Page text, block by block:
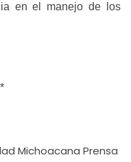
en el manejo de los
Michoacana Prensa